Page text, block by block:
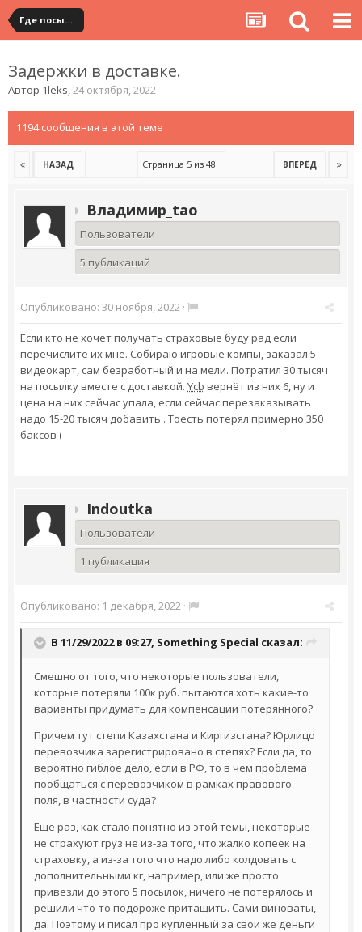
Где посылка?
Задержки в доставке.
Автор 1leks,24 октября, 2022
1194 сообщения в этой теме
НАЗАД ВПЕРЁД
Страница 5 из 48
Владимир_tao
Пользователи
5 публикаций
Опубликовано: 30 ноября, 2022 ·
Если кто не хочет получать страховые буду рад если
перечислите их мне. Собираю игровые компы, заказал 5
видеокарт, сам безработный и на мели. Потратил 30 тысяч
на посылку вместе с доставкой. Ycb вернёт из них 6, ну и
цена на них сейчас упала, если сейчас перезаказывать
надо 15-20 тысяч добавить . Тоесть потерял примерно 350
баксов (
Indoutka
Пользователи
1 публикация
Опубликовано: 1 декабря, 2022 ·
В 11/29/2022 в 09:27, Something Special сказал:
Смешно от того, что некоторые пользователи,
которые потеряли 100к руб. пытаются хоть какие-то
варианты придумать для компенсации потерянного?
Причем тут степи Казахстана и Киргизстана? Юрлицо
перевозчика зарегистрировано в степях? Если да, то
вероятно гиблое дело, если в РФ, то в чем проблема
пообщаться с перевозчиком в рамках правового
поля, в частности суда?
Еще раз, как стало понятно из этой темы, некоторые
не страхуют груз не из-за того, что жалко копеек на
страховку, а из-за того что надо либо колдовать с
дополнительными кг, например, или же просто
привезли до этого 5 посылок, ничего не потерялось и
решили что-то подороже притащить. Сами виноваты,
да. Поэтому и писал про купленный за свои же деньги